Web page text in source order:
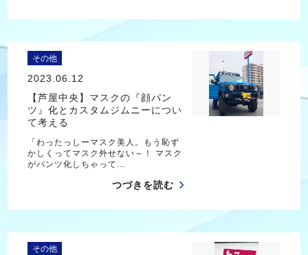
その他
2023.06.12
【芦屋中央】マスクの『顔パン
ツ』化とカスタムジムニーについ
て考える
「わったっしーマスク美人。もう恥ず
かしくってマスク外せない～！ マスク
がパンツ化しちゃって…
つづきを読む
その他